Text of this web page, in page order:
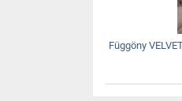
Függöny